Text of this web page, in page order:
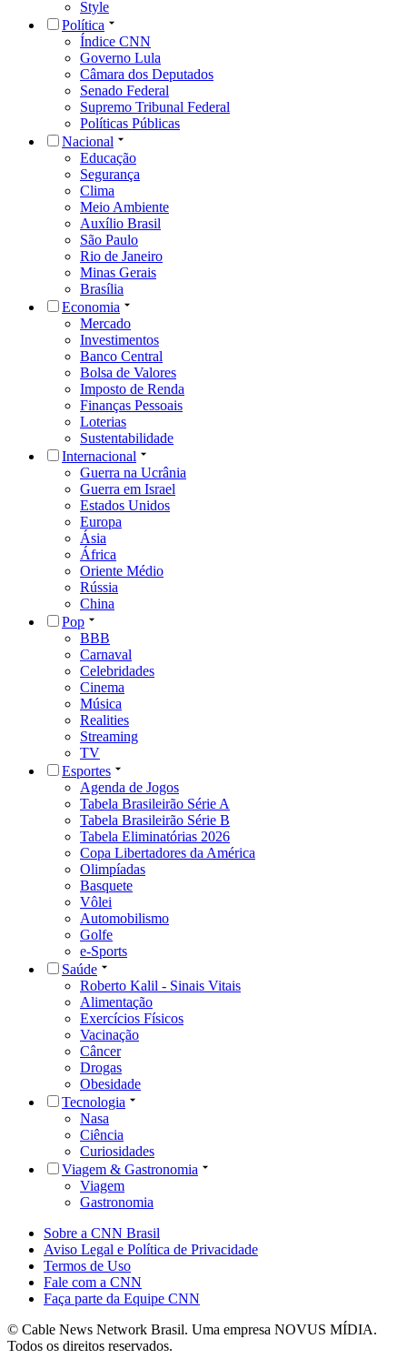
Style
Política
Índice CNN
Governo Lula
Câmara dos Deputados
Senado Federal
Supremo Tribunal Federal
Políticas Públicas
Nacional
Educação
Segurança
Clima
Meio Ambiente
Auxílio Brasil
São Paulo
Rio de Janeiro
Minas Gerais
Brasília
Economia
Mercado
Investimentos
Banco Central
Bolsa de Valores
Imposto de Renda
Finanças Pessoais
Loterias
Sustentabilidade
Internacional
Guerra na Ucrânia
Guerra em Israel
Estados Unidos
Europa
Ásia
África
Oriente Médio
Rússia
China
Pop
BBB
Carnaval
Celebridades
Cinema
Música
Realities
Streaming
TV
Esportes
Agenda de Jogos
Tabela Brasileirão Série A
Tabela Brasileirão Série B
Tabela Eliminatórias 2026
Copa Libertadores da América
Olimpíadas
Basquete
Vôlei
Automobilismo
Golfe
e-Sports
Saúde
Roberto Kalil - Sinais Vitais
Alimentação
Exercícios Físicos
Vacinação
Câncer
Drogas
Obesidade
Tecnologia
Nasa
Ciência
Curiosidades
Viagem & Gastronomia
Viagem
Gastronomia
Sobre a CNN Brasil
Aviso Legal e Política de Privacidade
Termos de Uso
Fale com a CNN
Faça parte da Equipe CNN
© Cable News Network Brasil. Uma empresa NOVUS MÍDIA.
Todos os direitos reservados.